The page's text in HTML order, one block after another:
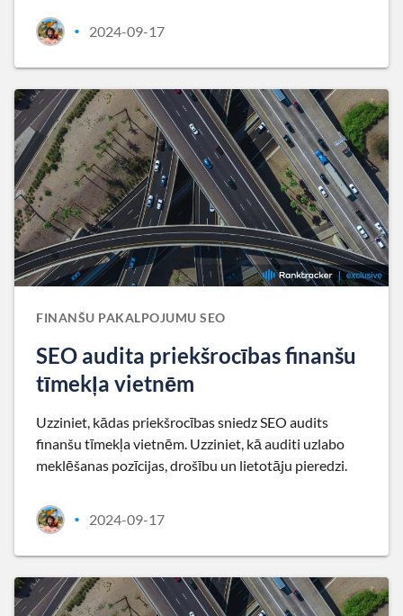
• 2024-09-17
FINANŠU PAKALPOJUMU SEO
SEO audita priekšrocības finanšu
tīmekļa vietnēm
Uzziniet, kādas priekšrocības sniedz SEO audits
finanšu tīmekļa vietnēm. Uzziniet, kā auditi uzlabo
meklēšanas pozīcijas, drošību un lietotāju pieredzi.
• 2024-09-17